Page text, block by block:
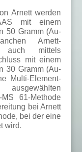
Arnett werden
mit einem
50 Gramm (Au-
Arnett-
auch mittels
mit einem
30 Gramm (Au-
Multi-Element-
61-Methode
bei Arnett
bei der eine
wird.